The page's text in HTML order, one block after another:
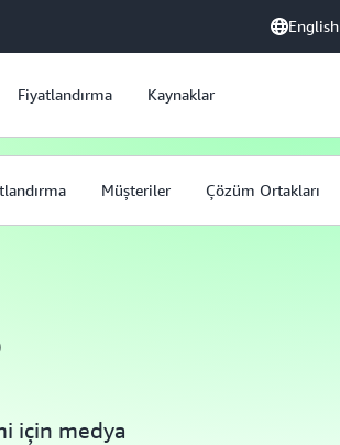
English
Fiyatlandırma Kaynaklar
Müşteriler Çözüm Ortakları
için medya